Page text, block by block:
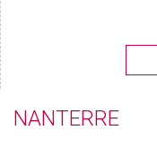
NANTERRE